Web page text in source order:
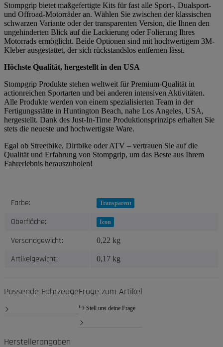
Stompgrip bietet maßgefertigte Kits für fast alle Sport-, Dualsport-
und Offroad-Motorräder an. Wählen Sie zwischen der klassischen
schwarzen Variante oder der transparenten Version, die Ihnen den
ungehinderten Blick auf die Lackierung oder Folierung Ihres
Motorrads ermöglicht. Beide Optionen sind mit hochwertigem 3M-
Kleber ausgestattet, der sich rückstandslos entfernen lässt.
Höchste Qualität, hergestellt in den USA
Stompgrip Produkte stehen weltweit für Premium-Qualität in
actionreichen Sportarten und bei anderen intensiven Aktivitäten.
Alle Produkte werden von einem spezialisierten Team in der
Fertigungsstätte in Huntington Beach, nahe Los Angeles, USA,
hergestellt. Dank des Just-In-Time Produktionsprinzips erhalten Sie
stets die neueste und hochwertigste Ware.
Egal ob Streetbike, Dirtbike oder ATV – vertrauen Sie auf die
Qualität und Erfahrung von Stompgrip, um das Beste aus Ihrem
Fahrerlebnis herauszuholen!
Produkteigenschaft
Wert
Farbe: Transparent
Oberfläche: Icon
Versandgewicht: 0,22 kg
Artikelgewicht: 0,17 kg
Passende FahrzeugeFrage zum Artikel
Stell uns deine Frage
Herstellerangaben